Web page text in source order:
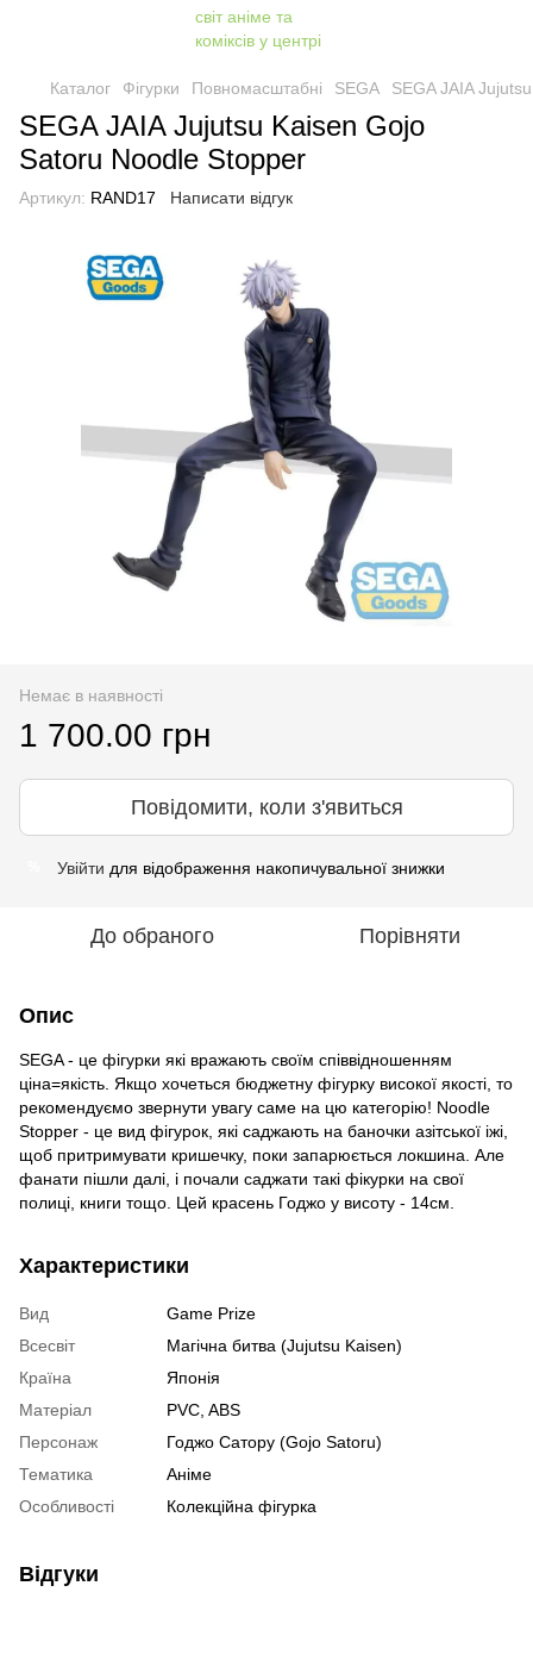
Каталог Фігурки Повномасштабні SEGA SEGA JAIA
SEGA JAIA Jujutsu Kaisen Gojo
Satoru Noodle Stopper
Артикул: RAND17 Написати відгук
Немає в наявності
1 700.00 грн
Повідомити, коли з'явиться
Увійти для відображення накопичувальної знижки
До обраного Порівняти
Опис
SEGA - це фігурки які вражають своїм співвідношенням
ціна=якість. Якщо хочеться бюджетну фігурку високої якості, то
рекомендуємо звернути увагу саме на цю категорію! Noodle
Stopper - це вид фігурок, які саджають на баночки азітської іжі,
щоб притримувати кришечку, поки запарюється локшина. Але
фанати пішли далі, і почали саджати такі фікурки на свої
полиці, книги тощо. Цей красень Годжо у висоту - 14см.
Характеристики
Вид
Game Prize
Всесвіт
Магічна битва (Jujutsu Kaisen)
Країна
Японія
Матеріал
PVC, ABS
Персонаж
Годжо Сатору (Gojo Satoru)
Тематика
Аніме
Особливості
Колекційна фігурка
Відгуки